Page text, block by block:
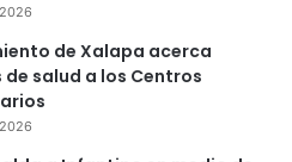
de Xalapa acerca
de salud a los Centros